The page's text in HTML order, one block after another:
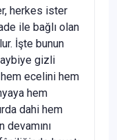
herkes ister
ile bağlı olan
İşte bunun
gizli
ecelini hem
hem
dahi hem
devamını